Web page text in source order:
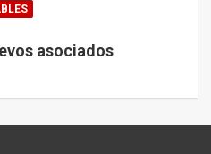
asociados